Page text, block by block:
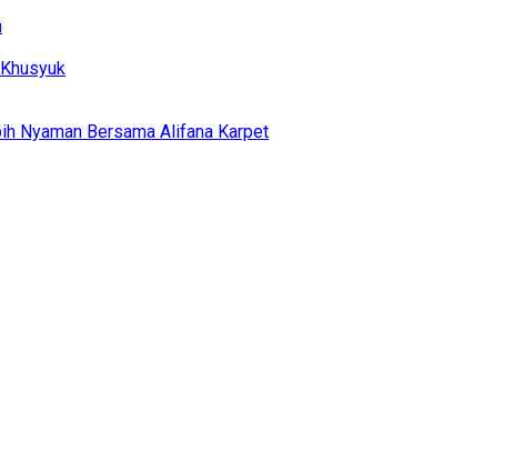
Nyaman Bersama Alifana Karpet